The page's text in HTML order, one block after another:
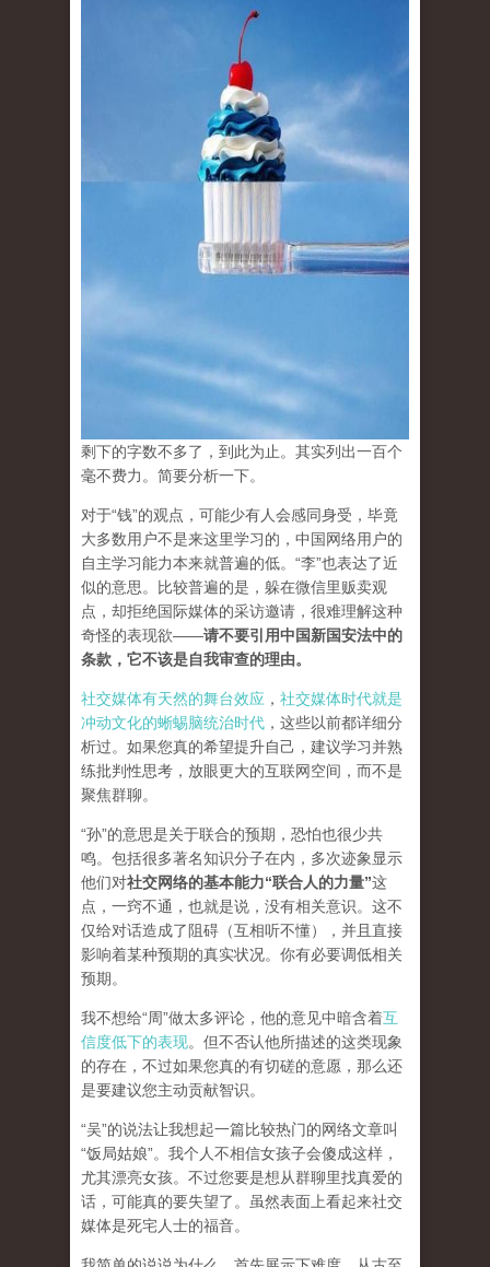
剩下的字数不多了，到此为止。其实列出一百个
毫不费力。简要分析一下。
对于“钱”的观点，可能少有人会感同身受，毕竟
大多数用户不是来这里学习的，中国网络用户的
自主学习能力本来就普遍的低。“李”也表达了近
似的意思。比较普遍的是，躲在微信里贩卖观
点，却拒绝国际媒体的采访邀请，很难理解这种
奇怪的表现欲——请不要引用中国新国安法中的
条款，它不该是自我审查的理由。
社交媒体有天然的舞台效应 ， 社交媒体时代就是
冲动文化的蜥蜴脑统治时代 ，这些以前都详细分
析过。如果您真的希望提升自己，建议学习并熟
练批判性思考，放眼更大的互联网空间，而不是
聚焦群聊。
“孙”的意思是关于联合的预期，恐怕也很少共
鸣。包括很多著名知识分子在内，多次迹象显示
他们对社交网络的基本能力“联合人的力量”这
点，一窍不通，也就是说，没有相关意识。这不
仅给对话造成了阻碍（互相听不懂），并且直接
影响着某种预期的真实状况。你有必要调低相关
预期。
我不想给“周”做太多评论，他的意见中暗含着互
信度低下的表现。但不否认他所描述的这类现象
的存在，不过如果您真的有切磋的意愿，那么还
是要建议您主动贡献智识。
“吴”的说法让我想起一篇比较热门的网络文章叫
“饭局姑娘”。我个人不相信女孩子会傻成这样，
尤其漂亮女孩。不过您要是想从群聊里找真爱的
话，可能真的要失望了。虽然表面上看起来社交
媒体是死宅人士的福音。